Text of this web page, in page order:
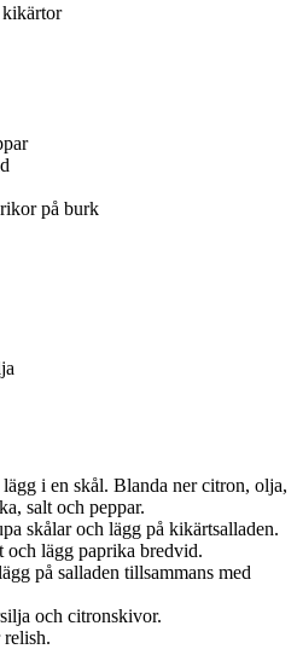
kikärtor
på burk
i en skål. Blanda ner citron, olja,
salt och peppar.
skålar och lägg på kikärtsalladen.
och lägg paprika bredvid.
på salladen tillsammans med
och citronskivor.
relish.